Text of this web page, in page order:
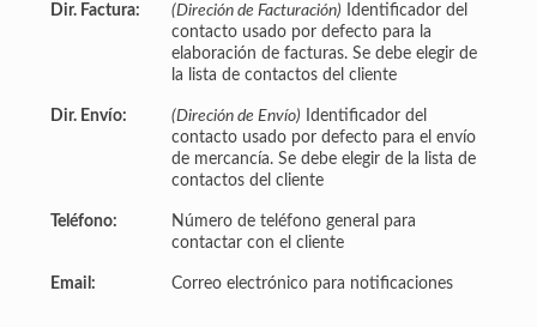
Dir. Factura: (Direción de Facturación) Identificador del
contacto usado por defecto para la
elaboración de facturas. Se debe elegir de
la lista de contactos del cliente
Dir. Envío: (Direción de Envío) Identificador del
contacto usado por defecto para el envío
de mercancía. Se debe elegir de la lista de
contactos del cliente
Teléfono:
Número de teléfono general para
contactar con el cliente
Email: Correo electrónico para notificaciones